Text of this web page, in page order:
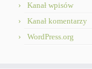
Kanał wpisów
Kanał komentarzy
WordPress.org